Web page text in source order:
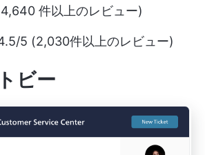
件以上のレビュー)
5 (2,030件以上のレビュー)
ビー